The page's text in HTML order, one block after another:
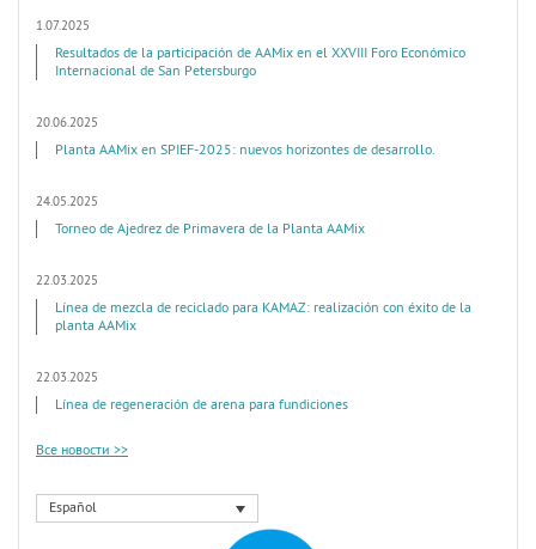
1.07.2025
Resultados de la participación de AAMix en el XXVIII Foro Económico
Internacional de San Petersburgo
20.06.2025
Planta AAMix en SPIEF-2025: nuevos horizontes de desarrollo.
24.05.2025
Torneo de Ajedrez de Primavera de la Planta AAMix
22.03.2025
Línea de mezcla de reciclado para KAMAZ: realización con éxito de la
planta AAMix
22.03.2025
Línea de regeneración de arena para fundiciones
Все новости >>
Español